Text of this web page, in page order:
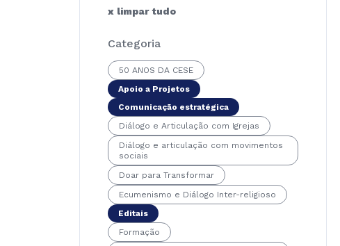
x limpar tudo
Categoria
50 ANOS DA CESE
Apoio a Projetos
Comunicação estratégica
Diálogo e Articulação com Igrejas
Diálogo e articulação com movimentos
sociais
Doar para Transformar
Ecumenismo e Diálogo Inter-religioso
Editais
Formação